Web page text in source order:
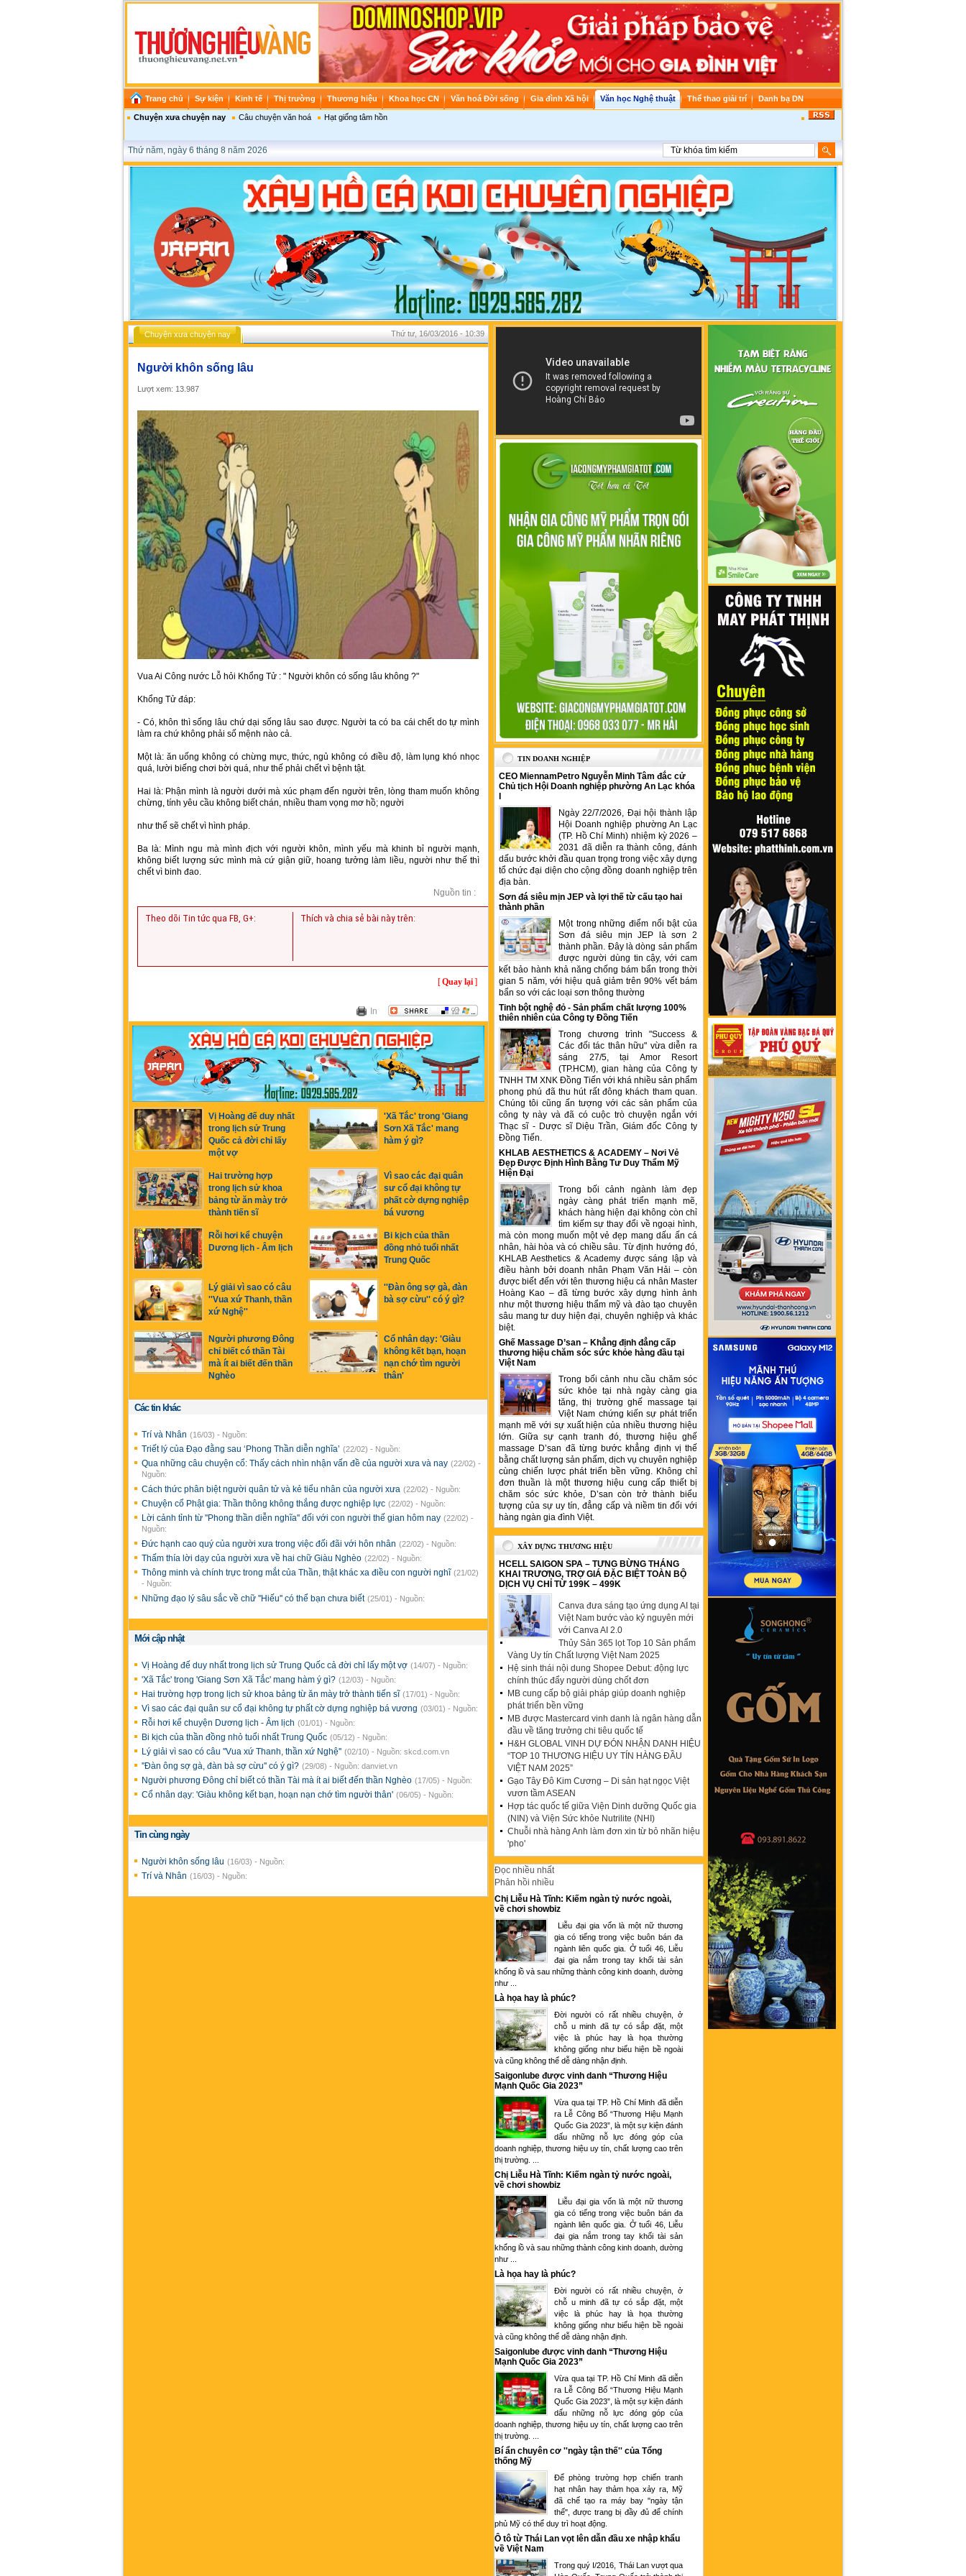
Trang chủ Sự kiện Kinh tế Thị trường Thương hiệu Khoa học CN Văn hoá Đời sống Gia đình Xã hội Văn học Nghệ thuật Thể thao giải trí Danh bạ DN
Chuyện xưa chuyện nay Câu chuyện văn hoá Hạt giống tâm hồn
Thứ năm, ngày 6 tháng 8 năm 2026
Chuyện xưa chuyện nay Thứ tư, 16/03/2016 - 10:39
Người khôn sống lâu
Lượt xem: 13.987
Vua Ai Công nước Lỗ hỏi Khổng Tử : " Người khôn có sống lâu không ?"
Khổng Tử đáp:
- Có, khôn thì sống lâu chứ dại sống lâu sao được. Người ta có ba cái chết do tự mình
làm ra chứ không phải số mệnh nào cả.
Một là: ăn uống không có chừng mực, thức, ngủ không có điều độ, làm lụng khó nhọc
quá, lười biếng chơi bời quá, như thế phải chết vì bệnh tật.
Hai là: Phận mình là người dưới mà xúc phạm đến người trên, lòng tham muốn không
chừng, tính yêu cầu không biết chán, nhiều tham vọng mơ hồ; người
như thế sẽ chết vì hình pháp.
Ba là: Mình ngu mà mình địch với người khôn, mình yếu mà khinh bỉ người mạnh,
không biết lượng sức mình mà cứ giận giữ, hoang tưởng làm liều, người như thế thì
chết vì binh đao.
Nguồn tin :
Theo dõi Tin tức qua FB, G+: Thích và chia sẻ bài này trên:
[Quay lại ]
In
Vị Hoàng đế duy nhất
trong lịch sử Trung
Quốc cả đời chỉ lấy
một vợ
'Xã Tắc' trong 'Giang
Sơn Xã Tắc' mang
hàm ý gì?
Hai trường hợp
trong lịch sử khoa
bảng từ ăn mày trở
thành tiến sĩ
Vì sao các đại quân
sư cổ đại không tự
phất cờ dựng nghiệp
bá vương
Rỗi hơi kể chuyện
Dương lịch - Âm lịch
Bi kịch của thần
đồng nhỏ tuổi nhất
Trung Quốc
Lý giải vì sao có câu
''Vua xứ Thanh, thần
xứ Nghệ''
''Đàn ông sợ gà, đàn
bà sợ cừu'' có ý gì?
Người phương Đông
chỉ biết có thần Tài
mà ít ai biết đến thần
Nghèo
Cổ nhân dạy: 'Giàu
không kết bạn, hoạn
nạn chớ tìm người
thân'
Các tin khác
Trí và Nhân (16/03) - Nguồn:
Triết lý của Đạo đằng sau ‘Phong Thần diễn nghĩa’ (22/02) - Nguồn:
Qua những câu chuyện cổ: Thấy cách nhìn nhận vấn đề của người xưa và nay (22/02) -
Nguồn:
Cách thức phân biệt người quân tử và kẻ tiểu nhân của người xưa (22/02) - Nguồn:
Chuyện cổ Phật gia: Thần thông không thắng được nghiệp lực (22/02) - Nguồn:
Lời cảnh tỉnh từ ''Phong thần diễn nghĩa'' đối với con người thế gian hôm nay (22/02) -
Nguồn:
Đức hạnh cao quý của người xưa trong việc đối đãi với hôn nhân (22/02) - Nguồn:
Thấm thía lời dạy của người xưa về hai chữ Giàu Nghèo (22/02) - Nguồn:
Thông minh và chính trực trong mắt của Thần, thật khác xa điều con người nghĩ (21/02)
- Nguồn:
Những đạo lý sâu sắc về chữ ''Hiếu'' có thể bạn chưa biết (25/01) - Nguồn:
Mới cập nhật
Vị Hoàng đế duy nhất trong lịch sử Trung Quốc cả đời chỉ lấy một vợ (14/07) - Nguồn:
'Xã Tắc' trong 'Giang Sơn Xã Tắc' mang hàm ý gì? (12/03) - Nguồn:
Hai trường hợp trong lịch sử khoa bảng từ ăn mày trở thành tiến sĩ (17/01) - Nguồn:
Vì sao các đại quân sư cổ đại không tự phất cờ dựng nghiệp bá vương (03/01) - Nguồn:
Rỗi hơi kể chuyện Dương lịch - Âm lịch (01/01) - Nguồn:
Bi kịch của thần đồng nhỏ tuổi nhất Trung Quốc (05/12) - Nguồn:
Lý giải vì sao có câu ''Vua xứ Thanh, thần xứ Nghệ'' (02/10) - Nguồn: skcd.com.vn
''Đàn ông sợ gà, đàn bà sợ cừu'' có ý gì? (29/08) - Nguồn: danviet.vn
Người phương Đông chỉ biết có thần Tài mà ít ai biết đến thần Nghèo (17/05) - Nguồn:
Cổ nhân dạy: 'Giàu không kết bạn, hoạn nạn chớ tìm người thân' (06/05) - Nguồn:
Tin cùng ngày
Người khôn sống lâu (16/03) - Nguồn:
Trí và Nhân (16/03) - Nguồn:
TIN DOANH NGHIỆP
CEO MiennamPetro Nguyễn Minh Tâm đắc cử
Chủ tịch Hội Doanh nghiệp phường An Lạc khóa
Ngày 22/7/2026, Đại hội thành lập
Hội Doanh nghiệp phường An Lạc
(TP. Hồ Chí Minh) nhiệm kỳ 2026 –
2031 đã diễn ra thành công, đánh
dấu bước khởi đầu quan trọng trong việc xây dựng
tổ chức đại diện cho cộng đồng doanh nghiệp trên
địa bàn.
Sơn đá siêu mịn JEP và lợi thế từ cấu tạo hai
thành phần
Một trong những điểm nổi bật của
Sơn đá siêu mịn JEP là sơn 2
thành phần. Đây là dòng sản phẩm
được người dùng tin cậy, với cam
kết bảo hành khả năng chống bám bẩn trong thời
gian 5 năm, với hiệu quả giảm trên 90% vết bám
bẩn so với các loại sơn thông thường
Tinh bột nghệ đỏ - Sản phẩm chất lượng 100%
thiên nhiên của Công ty Đồng Tiến
Trong chương trình "Success &
Các đối tác thân hữu" vừa diễn ra
sáng 27/5, tại Amor Resort
(TP.HCM), gian hàng của Công ty
TNHH TM XNK Đồng Tiến với khá nhiều sản phẩm
phong phú đã thu hút rất đông khách tham quan.
Chúng tôi cũng ấn tượng với các sản phẩm của
công ty này và đã có cuộc trò chuyện ngắn với
Thạc sĩ - Dược sĩ Diệu Trần, Giám đốc Công ty
Đồng Tiến.
KHLAB AESTHETICS & ACADEMY – Nơi Vẻ
Đẹp Được Định Hình Bằng Tư Duy Thẩm Mỹ
Hiện Đại
Trong bối cảnh ngành làm đẹp
ngày càng phát triển mạnh mẽ,
khách hàng hiện đại không còn chỉ
tìm kiếm sự thay đổi về ngoại hình,
mà còn mong muốn một vẻ đẹp mang dấu ấn cá
nhân, hài hòa và có chiều sâu. Từ định hướng đó,
KHLAB Aesthetics & Academy được sáng lập và
điều hành bởi doanh nhân Phạm Văn Hải – còn
được biết đến với tên thương hiệu cá nhân Master
Hoàng Kao – đã từng bước xây dựng hình ảnh
như một thương hiệu thẩm mỹ và đào tạo chuyên
sâu mang tư duy hiện đại, chuyên nghiệp và khác
biệt.
Ghế Massage D’san – Khẳng định đẳng cấp
thương hiệu chăm sóc sức khỏe hàng đầu tại
Việt Nam
Trong bối cảnh nhu cầu chăm sóc
sức khỏe tại nhà ngày càng gia
tăng, thị trường ghế massage tại
Việt Nam chứng kiến sự phát triển
mạnh mẽ với sự xuất hiện của nhiều thương hiệu
lớn. Giữa sự cạnh tranh đó, thương hiệu ghế
massage D’san đã từng bước khẳng định vị thế
bằng chất lượng sản phẩm, dịch vụ chuyên nghiệp
cùng chiến lược phát triển bền vững. Không chỉ
đơn thuần là một thương hiệu cung cấp thiết bị
chăm sóc sức khỏe, D’san còn trở thành biểu
tượng của sự uy tín, đẳng cấp và niềm tin đối với
hàng ngàn gia đình Việt.
XÂY DỰNG THƯƠNG HIỆU
HCELL SAIGON SPA – TƯNG BỪNG THÁNG
KHAI TRƯƠNG, TRỢ GIÁ ĐẶC BIỆT TOÀN BỘ
DỊCH VỤ CHỈ TỪ 199K – 499K
Canva đưa sáng tạo ứng dụng AI tại
Việt Nam bước vào kỷ nguyên mới
với Canva AI 2.0
Thủy Sản 365 lọt Top 10 Sản phẩm
Vàng Uy tín Chất lượng Việt Nam 2025
Hệ sinh thái nội dung Shopee Debut: động lực
chính thúc đẩy người dùng chốt đơn
MB cung cấp bộ giải pháp giúp doanh nghiệp
phát triển bền vững
MB được Mastercard vinh danh là ngân hàng dẫn
đầu về tăng trưởng chi tiêu quốc tế
H&H GLOBAL VINH DỰ ĐÓN NHẬN DANH HIỆU
“TOP 10 THƯƠNG HIỆU UY TÍN HÀNG ĐẦU
VIỆT NAM 2025”
Gạo Tây Đô Kim Cương – Di sản hạt ngọc Việt
vươn tầm ASEAN
Hợp tác quốc tế giữa Viện Dinh dưỡng Quốc gia
(NIN) và Viện Sức khỏe Nutrilite (NHI)
Chuỗi nhà hàng Anh làm đơn xin từ bỏ nhãn hiệu
'pho'
Đọc nhiều nhất
Phản hồi nhiều
Chị Liễu Hà Tĩnh: Kiếm ngàn tỷ nước ngoài,
về chơi showbiz
Liễu đại gia vốn là một nữ thương
gia có tiếng trong việc buôn bán đa
ngành liên quốc gia. Ở tuổi 46, Liễu
đại gia nắm trong tay khối tài sản
khổng lồ và sau những thành công kinh doanh, dường
như ...
Là họa hay là phúc?
Đời người có rất nhiều chuyện, ở
chỗ u minh đã tự có sắp đặt, một
việc là phúc hay là họa thường
không giống như biểu hiện bề ngoài
và cũng không thể dễ dàng nhận định.
Saigonlube được vinh danh “Thương Hiệu
Mạnh Quốc Gia 2023”
Vừa qua tại TP. Hồ Chí Minh đã diễn
ra Lễ Công Bố “Thương Hiệu Mạnh
Quốc Gia 2023”, là một sự kiện đánh
dấu những nỗ lực đóng góp của
doanh nghiệp, thương hiệu uy tín, chất lượng cao trên
thị trường. ...
Chị Liễu Hà Tĩnh: Kiếm ngàn tỷ nước ngoài,
về chơi showbiz
Liễu đại gia vốn là một nữ thương
gia có tiếng trong việc buôn bán đa
ngành liên quốc gia. Ở tuổi 46, Liễu
đại gia nắm trong tay khối tài sản
khổng lồ và sau những thành công kinh doanh, dường
như ...
Là họa hay là phúc?
Đời người có rất nhiều chuyện, ở
chỗ u minh đã tự có sắp đặt, một
việc là phúc hay là họa thường
không giống như biểu hiện bề ngoài
và cũng không thể dễ dàng nhận định.
Saigonlube được vinh danh “Thương Hiệu
Mạnh Quốc Gia 2023”
Vừa qua tại TP. Hồ Chí Minh đã diễn
ra Lễ Công Bố “Thương Hiệu Mạnh
Quốc Gia 2023”, là một sự kiện đánh
dấu những nỗ lực đóng góp của
doanh nghiệp, thương hiệu uy tín, chất lượng cao trên
thị trường. ...
Bí ẩn chuyên cơ ''ngày tận thế'' của Tổng
thống Mỹ
Để phòng trường hợp chiến tranh
hạt nhân hay thảm họa xảy ra, Mỹ
đã chế tạo ra máy bay "ngày tận
thế", được trang bị đầy đủ để chính
phủ Mỹ có thể duy trì hoạt động.
Ô tô từ Thái Lan vọt lên dẫn đầu xe nhập khẩu
về Việt Nam
Trong quý I/2016, Thái Lan vượt qua